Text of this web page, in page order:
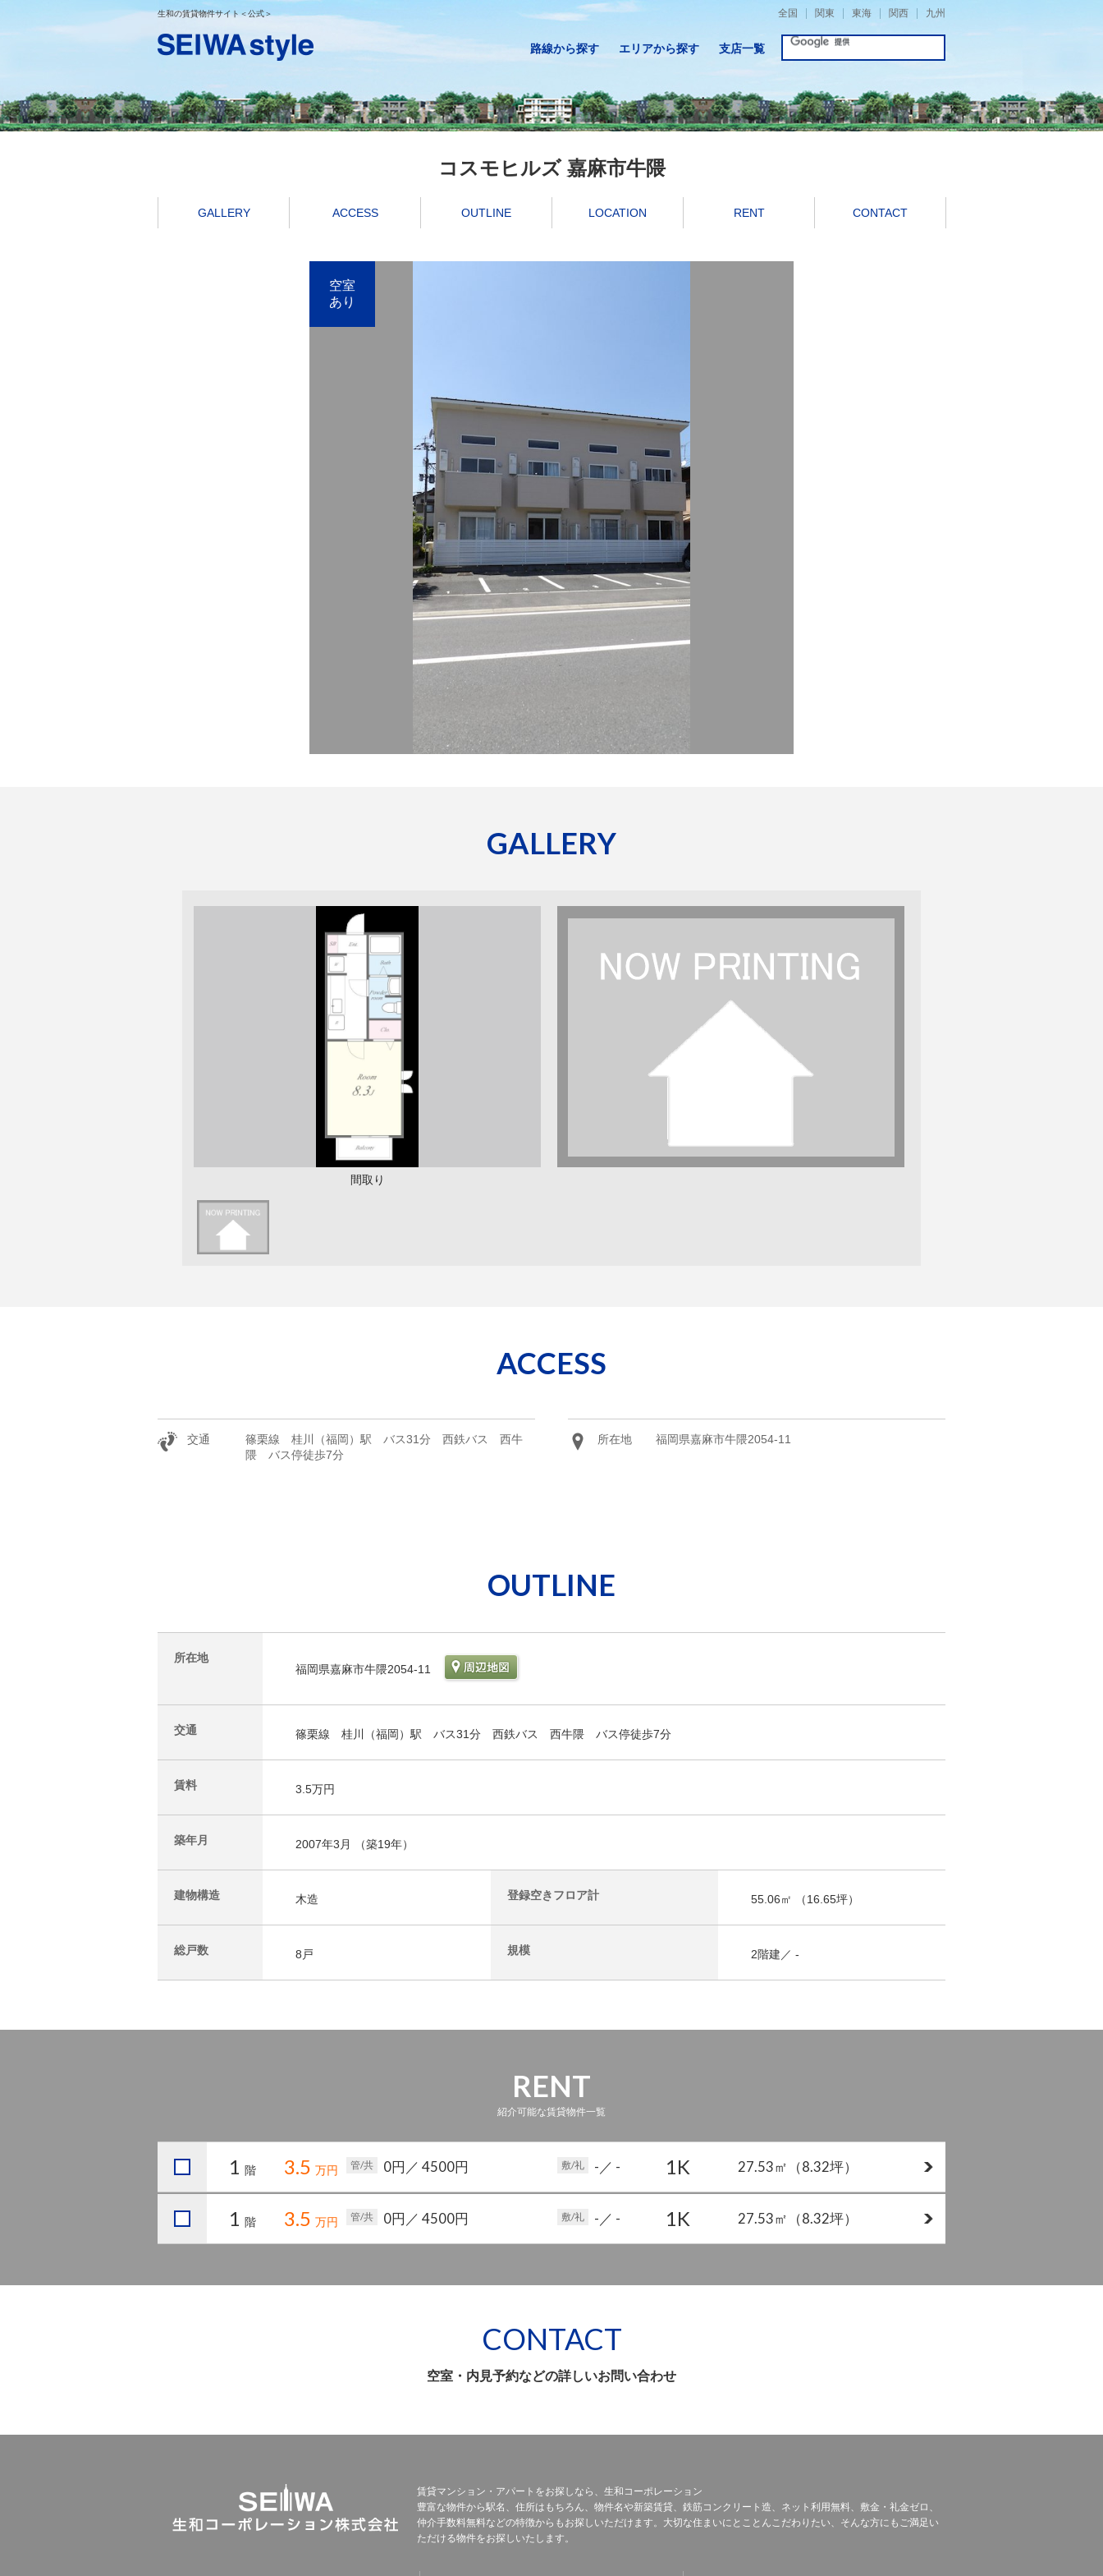
生和の賃貸物件サイト＜公式＞ 全国 関東 東海 関西 九州
路線から探す エリアから探す 支店一覧
コスモヒルズ 嘉麻市牛隈
GALLERY ACCESS OUTLINE LOCATION RENT CONTACT
空室
あり
GALLERY
間取り
ACCESS
交通
篠栗線 桂川（福岡）駅 バス31分 西鉄バス 西牛
隈 バス停徒歩7分
所在地 福岡県嘉麻市牛隈2054-11
OUTLINE
所在地
福岡県嘉麻市牛隈2054-11
交通 篠栗線 桂川（福岡）駅 バス31分 西鉄バス 西牛隈 バス停徒歩7分
賃料 3.5万円
築年月 2007年3月 （築19年）
建物構造 木造 登録空きフロア計 55.06㎡ （16.65坪）
総戸数 8戸 規模 2階建／ -
RENT
紹介可能な賃貸物件一覧
1 階 3.5 万円 管/共 0円 ／ 4500円 敷/礼 - ／ - 1K 27.53㎡ （8.32坪）
1 階 3.5 万円 管/共 0円 ／ 4500円 敷/礼 - ／ - 1K 27.53㎡ （8.32坪）
CONTACT
空室・内見予約などの詳しいお問い合わせ
賃貸マンション・アパートをお探しなら、生和コーポレーション
豊富な物件から駅名、住所はもちろん、物件名や新築賃貸、鉄筋コンクリート造、ネット利用無料、敷金・礼金ゼロ、
仲介手数料無料などの特徴からもお探しいただけます。大切な住まいにとことんこだわりたい、そんな方にもご満足い
ただける物件をお探しいたします。